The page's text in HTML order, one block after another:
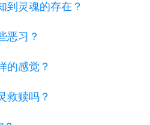
到灵魂的存在？
恶习？
的感觉？
救赎吗？